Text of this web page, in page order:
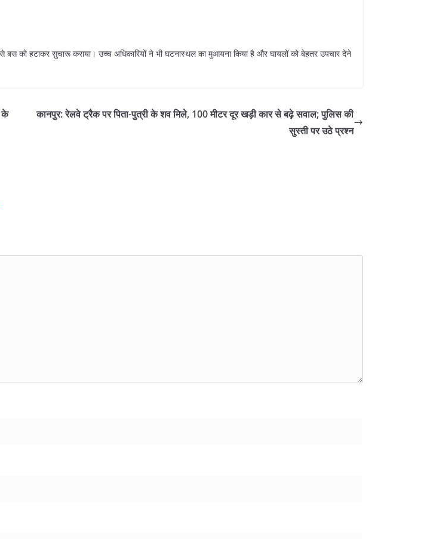
को हटाकर सुचारू कराया। उच्च अधिकारियों ने भी घटनास्थल का मुआयना किया है और घायलों को बेहतर उपचार देने
के
कानपुर: रेलवे ट्रैक पर पिता-पुत्री के शव मिले, 100 मीटर दूर खड़ी कार से बढ़े सवाल; पुलिस की
सुस्ती पर उठे प्रश्न